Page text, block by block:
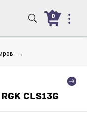
0
→
CLS13G